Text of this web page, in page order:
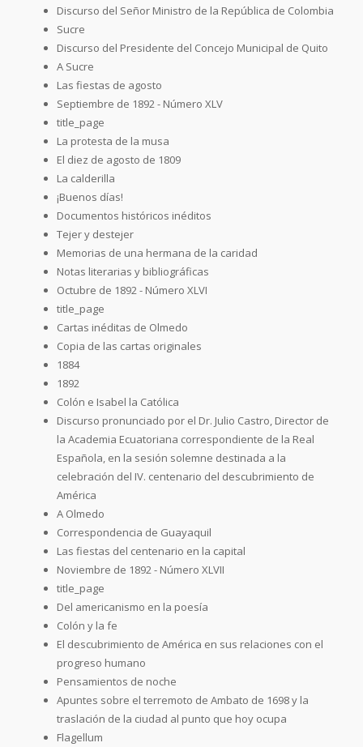
Discurso del Señor Ministro de la República de Colombia
Sucre
Discurso del Presidente del Concejo Municipal de Quito
A Sucre
Las fiestas de agosto
Septiembre de 1892 - Número XLV
title_page
La protesta de la musa
El diez de agosto de 1809
La calderilla
¡Buenos días!
Documentos históricos inéditos
Tejer y destejer
Memorias de una hermana de la caridad
Notas literarias y bibliográficas
Octubre de 1892 - Número XLVI
title_page
Cartas inéditas de Olmedo
Copia de las cartas originales
1884
1892
Colón e Isabel la Católica
Discurso pronunciado por el Dr. Julio Castro, Director de
la Academia Ecuatoriana correspondiente de la Real
Española, en la sesión solemne destinada a la
celebración del IV. centenario del descubrimiento de
América
A Olmedo
Correspondencia de Guayaquil
Las fiestas del centenario en la capital
Noviembre de 1892 - Número XLVII
title_page
Del americanismo en la poesía
Colón y la fe
El descubrimiento de América en sus relaciones con el
progreso humano
Pensamientos de noche
Apuntes sobre el terremoto de Ambato de 1698 y la
traslación de la ciudad al punto que hoy ocupa
Flagellum